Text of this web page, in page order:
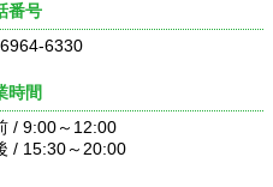
番号
6330
時間
/ 9:00～12:00
/ 15:30～20:00